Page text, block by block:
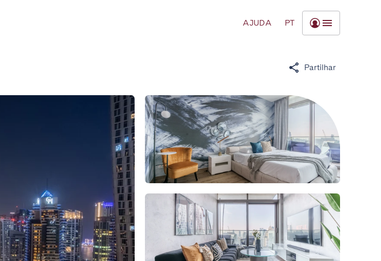
AJUDA PT
Partilhar